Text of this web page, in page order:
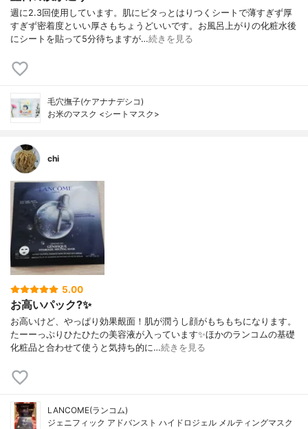
週に2.3回使用しています。肌にピタっとはりつくシートで薄すぎず厚
すぎず密着度といい厚さもちょうどいいです。お風呂上がりの化粧水後
にシートを貼って5分待ちますが…続きを見る
毛穴撫子(ケアナナデシコ)
お米のマスク <シートマスク>
chi
5.00
お高いパック?✨
お高いけど、やっぱり効果覿面！肌が潤うし顔がもちもちになります。
たーーっぷりひたひたの美容液が入っています✨ほかのランコムの基礎
化粧品と合わせて使うと気持ち的に…続きを見る
LANCOME(ランコム)
ジェニフィック アドバンスト ハイドロジェル メルティングマスク